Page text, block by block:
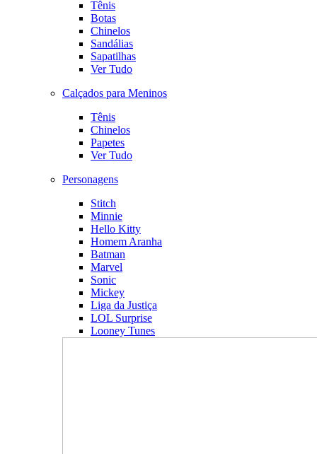
Tênis
Botas
Chinelos
Sandálias
Sapatilhas
Ver Tudo
Calçados para Meninos
Tênis
Chinelos
Papetes
Ver Tudo
Personagens
Stitch
Minnie
Hello Kitty
Homem Aranha
Batman
Marvel
Sonic
Mickey
Liga da Justiça
LOL Surprise
Looney Tunes